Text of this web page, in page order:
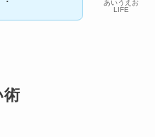
あいうえお
LIFE
術